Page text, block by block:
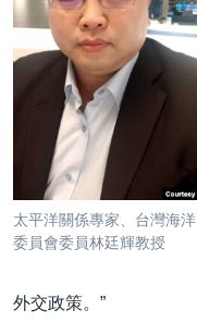
太平洋關係專家、台灣海洋
委員會委員林廷輝教授
外交政策。”